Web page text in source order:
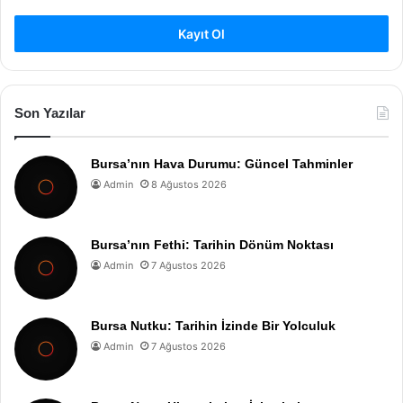
Kayıt Ol
Son Yazılar
Bursa’nın Hava Durumu: Güncel Tahminler
Admin 8 Ağustos 2026
Bursa’nın Fethi: Tarihin Dönüm Noktası
Admin 7 Ağustos 2026
Bursa Nutku: Tarihin İzinde Bir Yolculuk
Admin 7 Ağustos 2026